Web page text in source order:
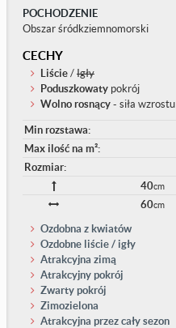
POCHODZENIE
Obszar śródkziemnomorski
CECHY
Liście/Igły
Poduszkowaty pokrój
Wolno rosnący- siła wzrostu
Min rozstawa:
Max ilość na m²:
Rozmiar:
40cm
60cm
Ozdobna z kwiatów
Ozdobne liście / igły
Atrakcyjna zimą
Atrakcyjny pokrój
Zwarty pokrój
Zimozielona
Atrakcyjna przez cały sezon